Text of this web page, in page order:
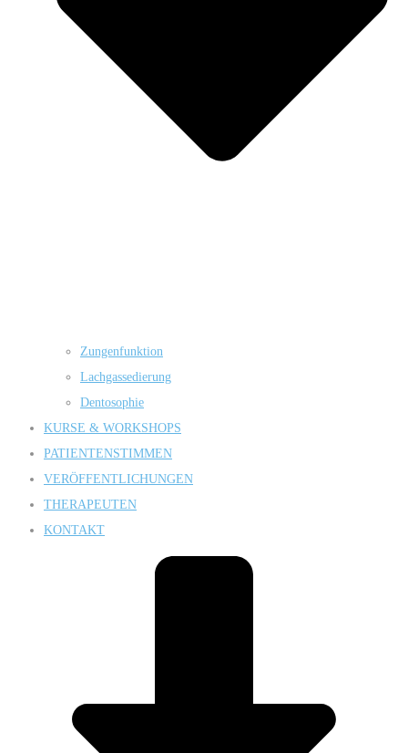
Zungenfunktion
Lachgassedierung
Dentosophie
KURSE & WORKSHOPS
PATIENTENSTIMMEN
VERÖFFENTLICHUNGEN
THERAPEUTEN
KONTAKT